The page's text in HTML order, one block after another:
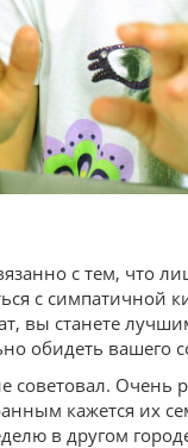
с тем, что
с симпатичной
вы станете
обидеть вашего
советовал. Очень
кажется их
в другом